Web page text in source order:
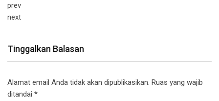
prev
next
Tinggalkan Balasan
Alamat email Anda tidak akan dipublikasikan. Ruas yang wajib
ditandai *